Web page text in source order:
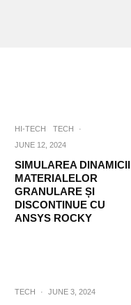
HI-TECH TECH
·
JUNE 12, 2024
SIMULAREA DINAMICII
MATERIALELOR
GRANULARE ȘI
DISCONTINUE CU
ANSYS ROCKY
TECH · JUNE 3, 2024